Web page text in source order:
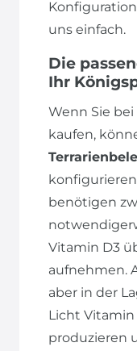
uns einfach.
Die
Ihr
Wenn Sie
kaufen,
benötigen
Vitamin D3
aufnehmen.
aber in der
Licht Vitamin
produzieren